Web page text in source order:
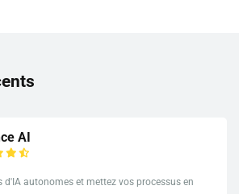
AI
d'IA autonomes et mettez vos processus en